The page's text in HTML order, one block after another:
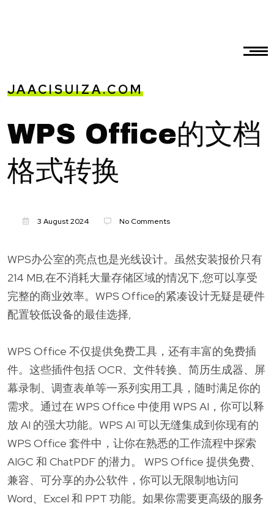
JAACISUIZA.COM
WPS Office的文档
格式转换
3 August 2024 No Comments
WPS办公室的亮点也是光线设计。虽然安装报价只有
214 MB,在不消耗大量存储区域的情况下,您可以享受
完整的商业效率。WPS Office的紧凑设计无疑是硬件
配置较低设备的最佳选择,
WPS Office 不仅提供免费工具，还有丰富的免费插
件。这些插件包括 OCR、文件转换、简历生成器、屏
幕录制、调查表单等一系列实用工具，随时满足你的
需求。通过在 WPS Office 中使用 WPS AI，你可以释
放 AI 的强大功能。WPS AI 可以无缝集成到你现有的
WPS Office 套件中，让你在熟悉的工作流程中探索
AIGC 和 ChatPDF 的潜力。 WPS Office 提供免费、
兼容、可分享的办公软件，你可以无限制地访问
Word、Excel 和 PPT 功能。如果你需要更高级的服务